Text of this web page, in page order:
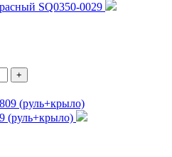
SQ0350-0029
+
(руль+крыло)